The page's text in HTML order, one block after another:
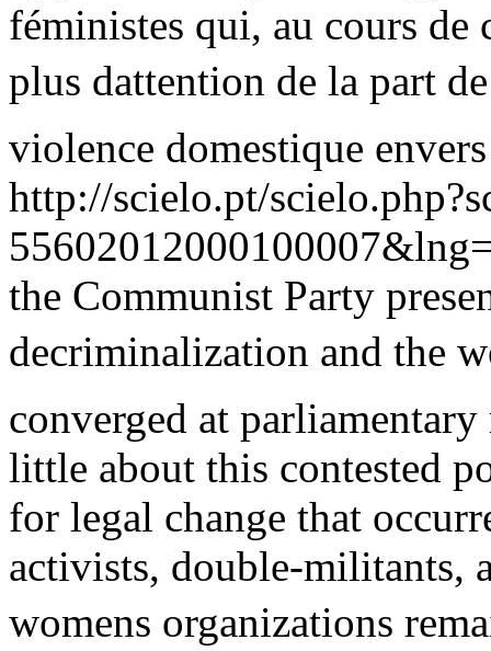
féministes qui, au cours de
plus dattention de la part
violence domestique
http://scielo.pt/
the Communist Party
decriminalization and the
converged at
little about this contested
for legal change that
activists, double-militants,
womens organizations